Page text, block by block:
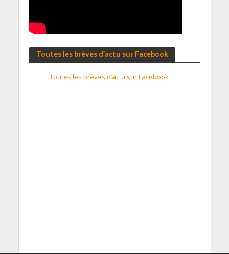
Toutes les brèves d’actu sur Facebook
Toutes les brèves d’actu sur Facebook